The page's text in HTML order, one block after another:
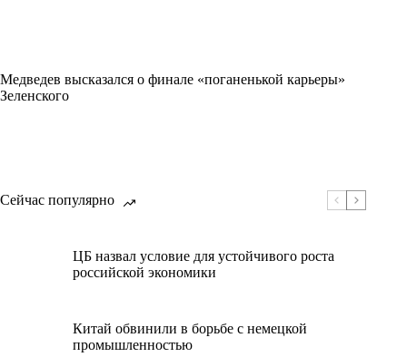
Медведев высказался о финале «поганенькой карьеры»
Зеленского
Сейчас популярно
ЦБ назвал условие для устойчивого роста
российской экономики
Китай обвинили в борьбе с немецкой
промышленностью